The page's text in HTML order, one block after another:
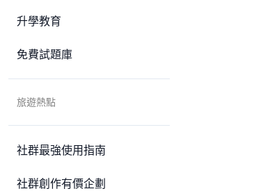
升學教育
免費試題庫
旅遊熱點
社群最強使用指南
社群創作有價企劃